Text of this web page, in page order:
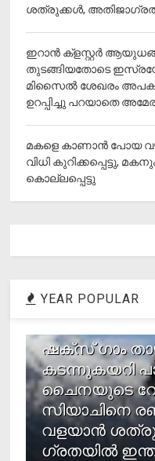
ശത്രുക്കൾ,
ഇറാന്‍ ക്‌ളസ്റ്റര്‍
തുടങ്ങിയതോടെ
മിസൈല്‍ ശേഖരം
ഉറപ്പിച്ചു പറയാതെ
മകളെ കാണാന്‍ പോയ
വിധി കുറിക്കപ്പെട്ടു,
കൊല്ലപ്പെട്ടു
YEAR POPULAR
ഷക്സ് ​ഗാം
കടന്നുകയറി
ചൈനയുടെ
സിയാചിനെ
വളയാൻ
ഗ്രതയിൽ